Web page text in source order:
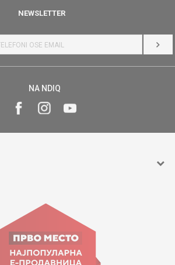
NEWSLETTER
HYR
NA NDIQ
Goce Nikolovski 74 Shkup
contact@mytime.mk
Orari i punës: